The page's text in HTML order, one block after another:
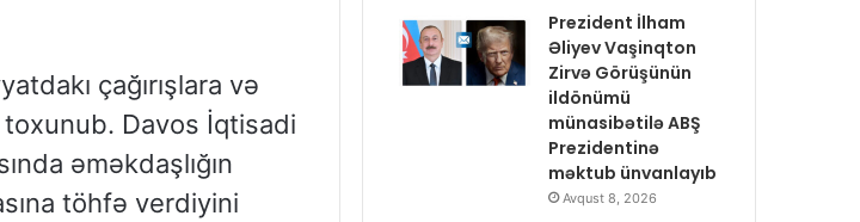
çağırışlara və
toxunub. Davos İqtisadi
əməkdaşlığın
töhfə verdiyini
Prezident İlham
Əliyev Vaşinqton
Zirvə Görüşünün
ildönümü
münasibətilə ABŞ
Prezidentinə
məktub ünvanlayıb
Avqust 8, 2026